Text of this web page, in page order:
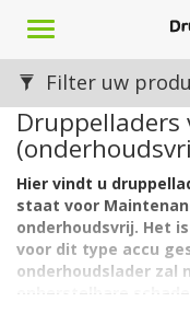
Toggle
Druppelladers
Hier vindt u
staat voor
onderhoudsvrij. Het
voor dit type accu
onderhoudslader
Filter uw